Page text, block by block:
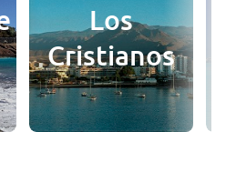
Los
Cristianos